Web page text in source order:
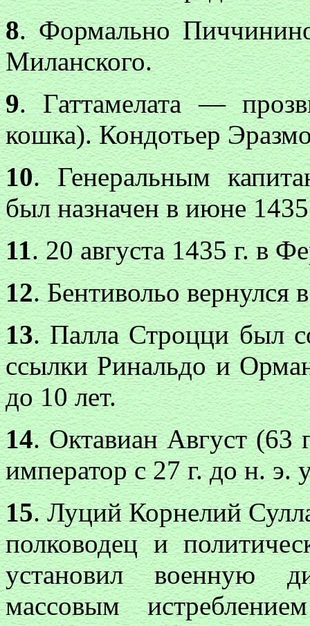
8. Формально
Миланского.
9. Гаттамелата —
кошка). Кондотьер
10. Генеральным
был назначен в июне 1435
11. 20 августа 1435 г. в
12. Бентивольо вернулся
13. Палла Строцци был
ссылки Ринальдо и
до 10 лет.
14. Октавиан Август
император с 27 г. до н. э.
15. Луций Корнелий
полководец и
установил военную
массовым